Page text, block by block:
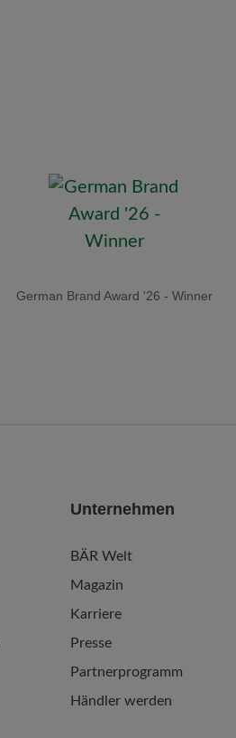
German Brand Award '26 - Winner
Unternehmen
BÄR Welt
Magazin
Karriere
Presse
Partnerprogramm
Händler werden